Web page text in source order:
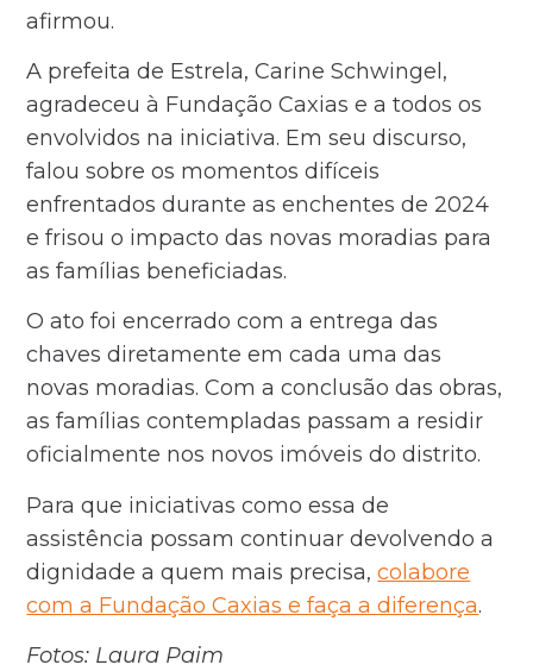
afirmou.
A prefeita de Estrela, Carine Schwingel,
agradeceu à Fundação Caxias e a todos os
envolvidos na iniciativa. Em seu discurso,
falou sobre os momentos difíceis
enfrentados durante as enchentes de 2024
e frisou o impacto das novas moradias para
as famílias beneficiadas.
O ato foi encerrado com a entrega das
chaves diretamente em cada uma das
novas moradias. Com a conclusão das obras,
as famílias contempladas passam a residir
oficialmente nos novos imóveis do distrito.
Para que iniciativas como essa de
assistência possam continuar devolvendo a
dignidade a quem mais precisa,colabore
com a Fundação Caxias e faça a diferença.
Fotos: Laura Paim